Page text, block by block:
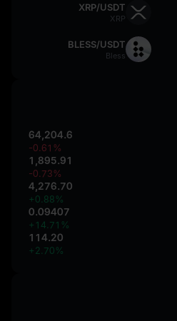
XRP/USDT
XRP
BLESS/USDT
Bless
64,204.6
-0.61%
1,895.91
-0.73%
4,276.70
+0.88%
0.09407
+14.71%
114.20
+2.70%